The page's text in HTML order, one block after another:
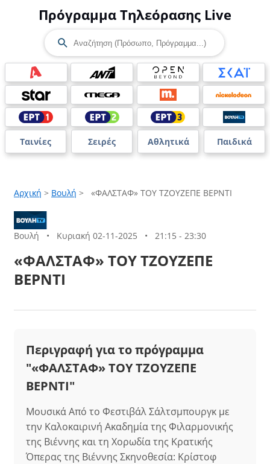
Πρόγραμμα Τηλεόρασης Live
Ταινίες Σειρές Αθλητικά Παιδικά
Αρχική > Βουλή > «ΦΑΛΣΤΑΦ» ΤΟΥ ΤΖΟΥΖΕΠΕ ΒΕΡΝΤΙ
Βουλή • Κυριακή 02-11-2025 • 21:15 - 23:30
«ΦΑΛΣΤΑΦ» ΤΟΥ ΤΖΟΥΖΕΠΕ
ΒΕΡΝΤΙ
Περιγραφή για το πρόγραμμα
"«ΦΑΛΣΤΑΦ» ΤΟΥ ΤΖΟΥΖΕΠΕ
ΒΕΡΝΤΙ"
Μουσικά Από το Φεστιβάλ Σάλτσμπουργκ με
την Καλοκαιρινή Ακαδημία της Φιλαρμονικής
της Βιέννης και τη Χορωδία της Κρατικής
Όπερας της Βιέννης Σκηνοθεσία: Κρίστοφ